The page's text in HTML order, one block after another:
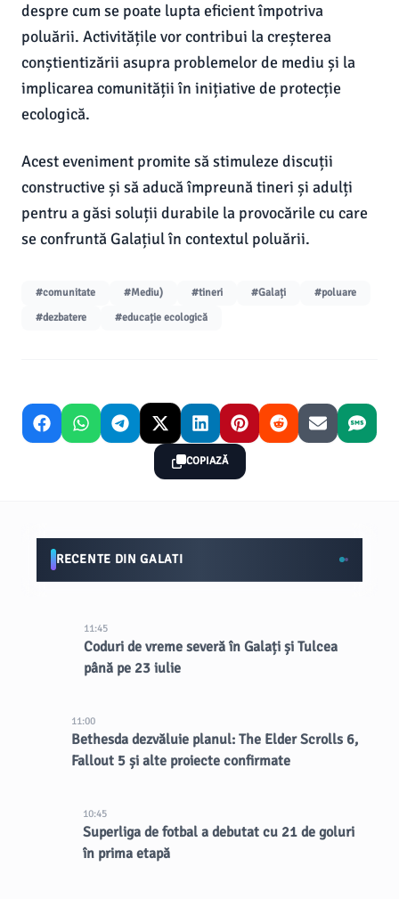
despre cum se poate lupta eficient împotriva
poluării. Activitățile vor contribui la creșterea
conștientizării asupra problemelor de mediu și la
implicarea comunității în inițiative de protecție
ecologică.
Acest eveniment promite să stimuleze discuții
constructive și să aducă împreună tineri și adulți
pentru a găsi soluții durabile la provocările cu care
se confruntă Galațiul în contextul poluării.
#comunitate #Mediu) #tineri #Galați
#poluare
#dezbatere
#educație ecologică
COPIAZĂ
RECENTE DIN GALATI
11:45
Coduri de vreme severă în Galați și Tulcea
până pe 23 iulie
11:00
Bethesda dezvăluie planul: The Elder Scrolls 6,
Fallout 5 și alte proiecte confirmate
10:45
Superliga de fotbal a debutat cu 21 de goluri
în prima etapă